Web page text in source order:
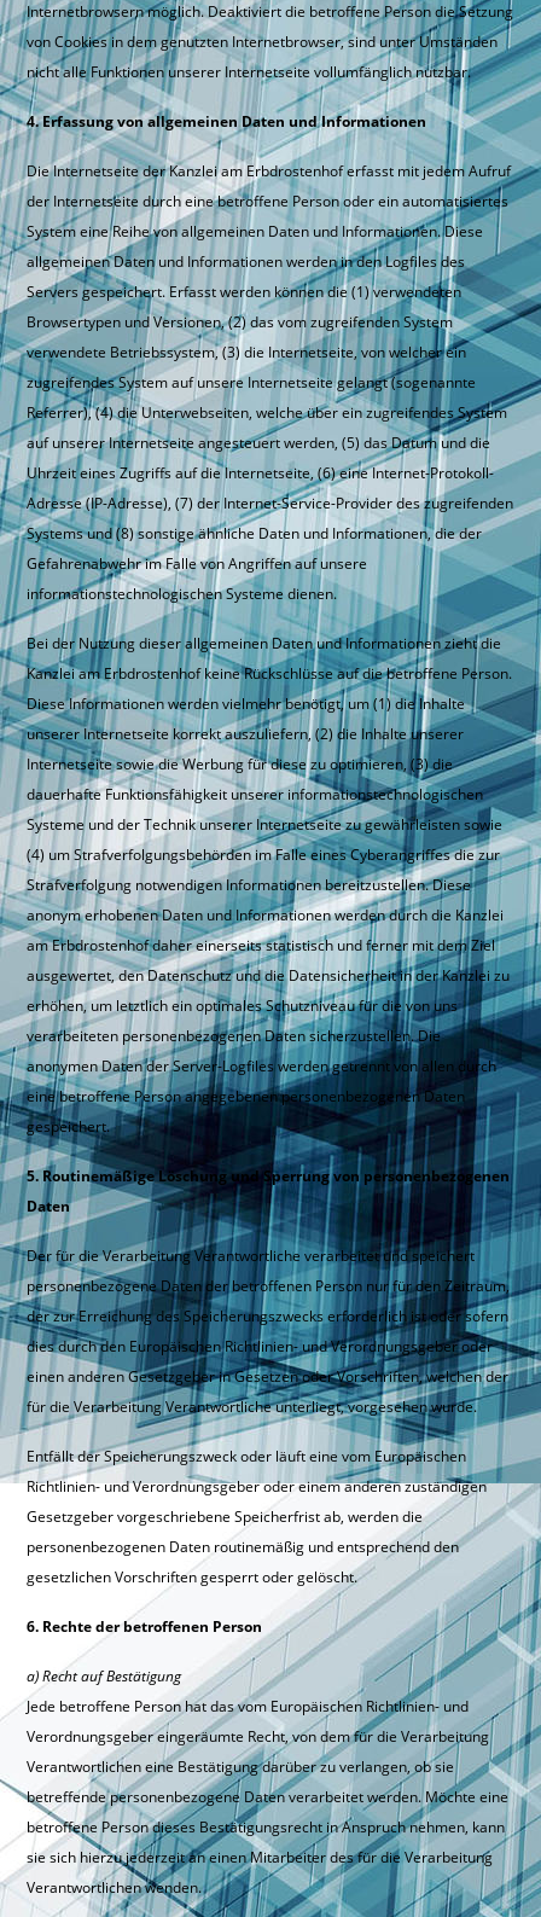
Internetbrowsern möglich. Deaktiviert die betroffene Person die Setzung
von Cookies in dem genutzten Internetbrowser, sind unter Umständen
nicht alle Funktionen unserer Internetseite vollumfänglich nutzbar.
4. Erfassung von allgemeinen Daten und Informationen
Die Internetseite der Kanzlei am Erbdrostenhof erfasst mit jedem Aufruf
der Internetseite durch eine betroffene Person oder ein automatisiertes
System eine Reihe von allgemeinen Daten und Informationen. Diese
allgemeinen Daten und Informationen werden in den Logfiles des
Servers gespeichert. Erfasst werden können die (1) verwendeten
Browsertypen und Versionen, (2) das vom zugreifenden System
verwendete Betriebssystem, (3) die Internetseite, von welcher ein
zugreifendes System auf unsere Internetseite gelangt (sogenannte
Referrer), (4) die Unterwebseiten, welche über ein zugreifendes System
auf unserer Internetseite angesteuert werden, (5) das Datum und die
Uhrzeit eines Zugriffs auf die Internetseite, (6) eine Internet-Protokoll-
Adresse (IP-Adresse), (7) der Internet-Service-Provider des zugreifenden
Systems und (8) sonstige ähnliche Daten und Informationen, die der
Gefahrenabwehr im Falle von Angriffen auf unsere
informationstechnologischen Systeme dienen.
Bei der Nutzung dieser allgemeinen Daten und Informationen zieht die
Kanzlei am Erbdrostenhof keine Rückschlüsse auf die betroffene Person.
Diese Informationen werden vielmehr benötigt, um (1) die Inhalte
unserer Internetseite korrekt auszuliefern, (2) die Inhalte unserer
Internetseite sowie die Werbung für diese zu optimieren, (3) die
dauerhafte Funktionsfähigkeit unserer informationstechnologischen
Systeme und der Technik unserer Internetseite zu gewährleisten sowie
(4) um Strafverfolgungsbehörden im Falle eines Cyberangriffes die zur
Strafverfolgung notwendigen Informationen bereitzustellen. Diese
anonym erhobenen Daten und Informationen werden durch die Kanzlei
am Erbdrostenhof daher einerseits statistisch und ferner mit dem Ziel
ausgewertet, den Datenschutz und die Datensicherheit in der Kanzlei zu
erhöhen, um letztlich ein optimales Schutzniveau für die von uns
verarbeiteten personenbezogenen Daten sicherzustellen. Die
anonymen Daten der Server-Logfiles werden getrennt von allen durch
eine betroffene Person angegebenen personenbezogenen Daten
gespeichert.
5. Routinemäßige Löschung und Sperrung von personenbezogenen
Daten
Der für die Verarbeitung Verantwortliche verarbeitet und speichert
personenbezogene Daten der betroffenen Person nur für den Zeitraum,
der zur Erreichung des Speicherungszwecks erforderlich ist oder sofern
dies durch den Europäischen Richtlinien- und Verordnungsgeber oder
einen anderen Gesetzgeber in Gesetzen oder Vorschriften, welchen der
für die Verarbeitung Verantwortliche unterliegt, vorgesehen wurde.
Entfällt der Speicherungszweck oder läuft eine vom Europäischen
Richtlinien- und Verordnungsgeber oder einem anderen zuständigen
Gesetzgeber vorgeschriebene Speicherfrist ab, werden die
personenbezogenen Daten routinemäßig und entsprechend den
gesetzlichen Vorschriften gesperrt oder gelöscht.
6. Rechte der betroffenen Person
a) Recht auf Bestätigung
Jede betroffene Person hat das vom Europäischen Richtlinien- und
Verordnungsgeber eingeräumte Recht, von dem für die Verarbeitung
Verantwortlichen eine Bestätigung darüber zu verlangen, ob sie
betreffende personenbezogene Daten verarbeitet werden. Möchte eine
betroffene Person dieses Bestätigungsrecht in Anspruch nehmen, kann
sie sich hierzu jederzeit an einen Mitarbeiter des für die Verarbeitung
Verantwortlichen wenden.